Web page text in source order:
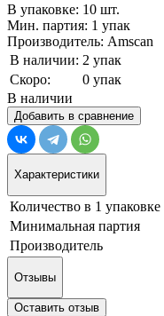
В упаковке: 10 шт.
Мин. партия: 1 упак
Производитель: Amscan
В наличии: 2 упак
Скоро:
0 упак
В наличии
Добавить в сравнение
Характеристики
Количество в 1 упаковке
Минимальная партия
Производитель
Отзывы
Оставить отзыв